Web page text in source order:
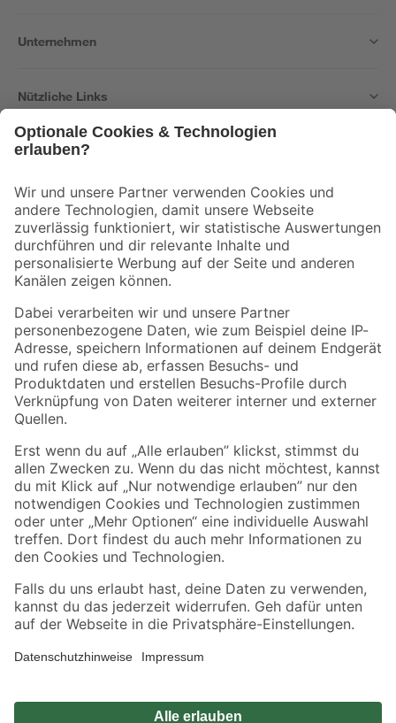
Unternehmen
Nützliche Links
Der toom Newsletter: Keine Angebote und Aktionen mehr verpassen!
Zur Newsletter Anmeldung
Folge uns
Zahlungsarten Versandarten
Sicher einkaufen
Jetzt die toom-App herunterladen
Alle Preisangaben in EUR inkl. gesetzl. MwSt.. Die dargestellten Angebote sind unter
Umständen nicht in allen Märkten verfügbar. Die angegebenen Verfügbarkeiten beziehen
Produkte nur solange der Vorrat reicht.
*Paketversand ab 59 € versandkostenfrei, gilt nicht für Artikel mit Speditionsversand, hier
Privatsphäre Impressum